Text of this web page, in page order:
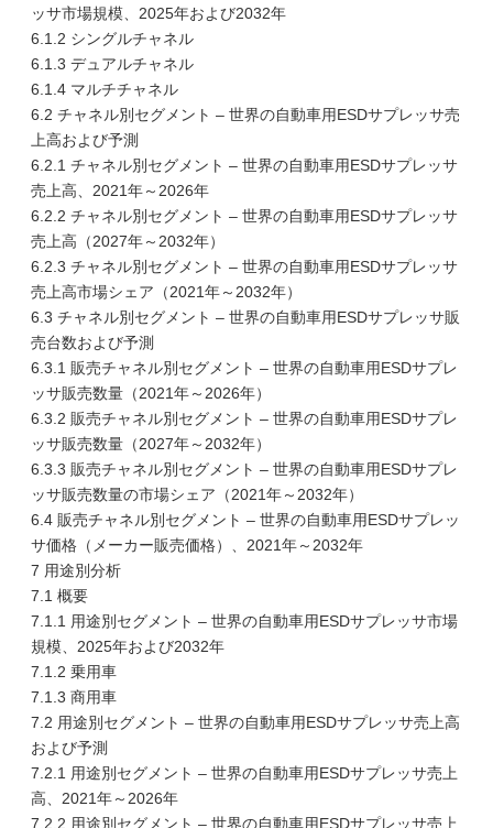
ッサ市場規模、2025年および2032年
6.1.2 シングルチャネル
6.1.3 デュアルチャネル
6.1.4 マルチチャネル
6.2 チャネル別セグメント – 世界の自動車用ESDサプレッサ売
上高および予測
6.2.1 チャネル別セグメント – 世界の自動車用ESDサプレッサ
売上高、2021年～2026年
6.2.2 チャネル別セグメント – 世界の自動車用ESDサプレッサ
売上高（2027年～2032年）
6.2.3 チャネル別セグメント – 世界の自動車用ESDサプレッサ
売上高市場シェア（2021年～2032年）
6.3 チャネル別セグメント – 世界の自動車用ESDサプレッサ販
売台数および予測
6.3.1 販売チャネル別セグメント – 世界の自動車用ESDサプレ
ッサ販売数量（2021年～2026年）
6.3.2 販売チャネル別セグメント – 世界の自動車用ESDサプレ
ッサ販売数量（2027年～2032年）
6.3.3 販売チャネル別セグメント – 世界の自動車用ESDサプレ
ッサ販売数量の市場シェア（2021年～2032年）
6.4 販売チャネル別セグメント – 世界の自動車用ESDサプレッ
サ価格（メーカー販売価格）、2021年～2032年
7 用途別分析
7.1 概要
7.1.1 用途別セグメント – 世界の自動車用ESDサプレッサ市場
規模、2025年および2032年
7.1.2 乗用車
7.1.3 商用車
7.2 用途別セグメント – 世界の自動車用ESDサプレッサ売上高
および予測
7.2.1 用途別セグメント – 世界の自動車用ESDサプレッサ売上
高、2021年～2026年
7.2.2 用途別セグメント – 世界の自動車用ESDサプレッサ売上